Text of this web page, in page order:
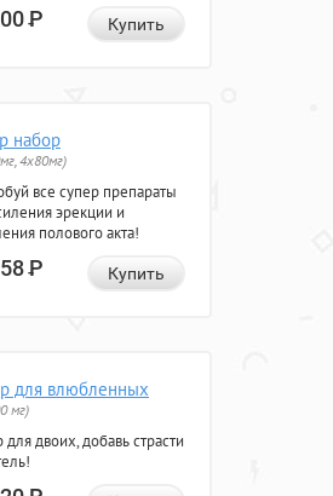
Р Купить
набор
4х80мг)
все супер препараты
эрекции и
полового акта!
Р Купить
для влюбленных
мг)
для двоих, добавь страсти